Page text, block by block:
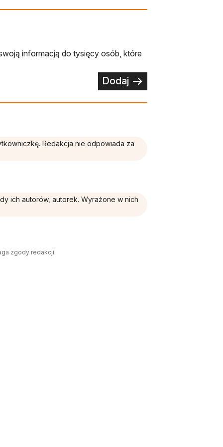
informacją do tysięcy osób, które
Dodaj
Redakcja nie odpowiada za
ich autorów, autorek. Wyrażone w nich
zgody redakcji.